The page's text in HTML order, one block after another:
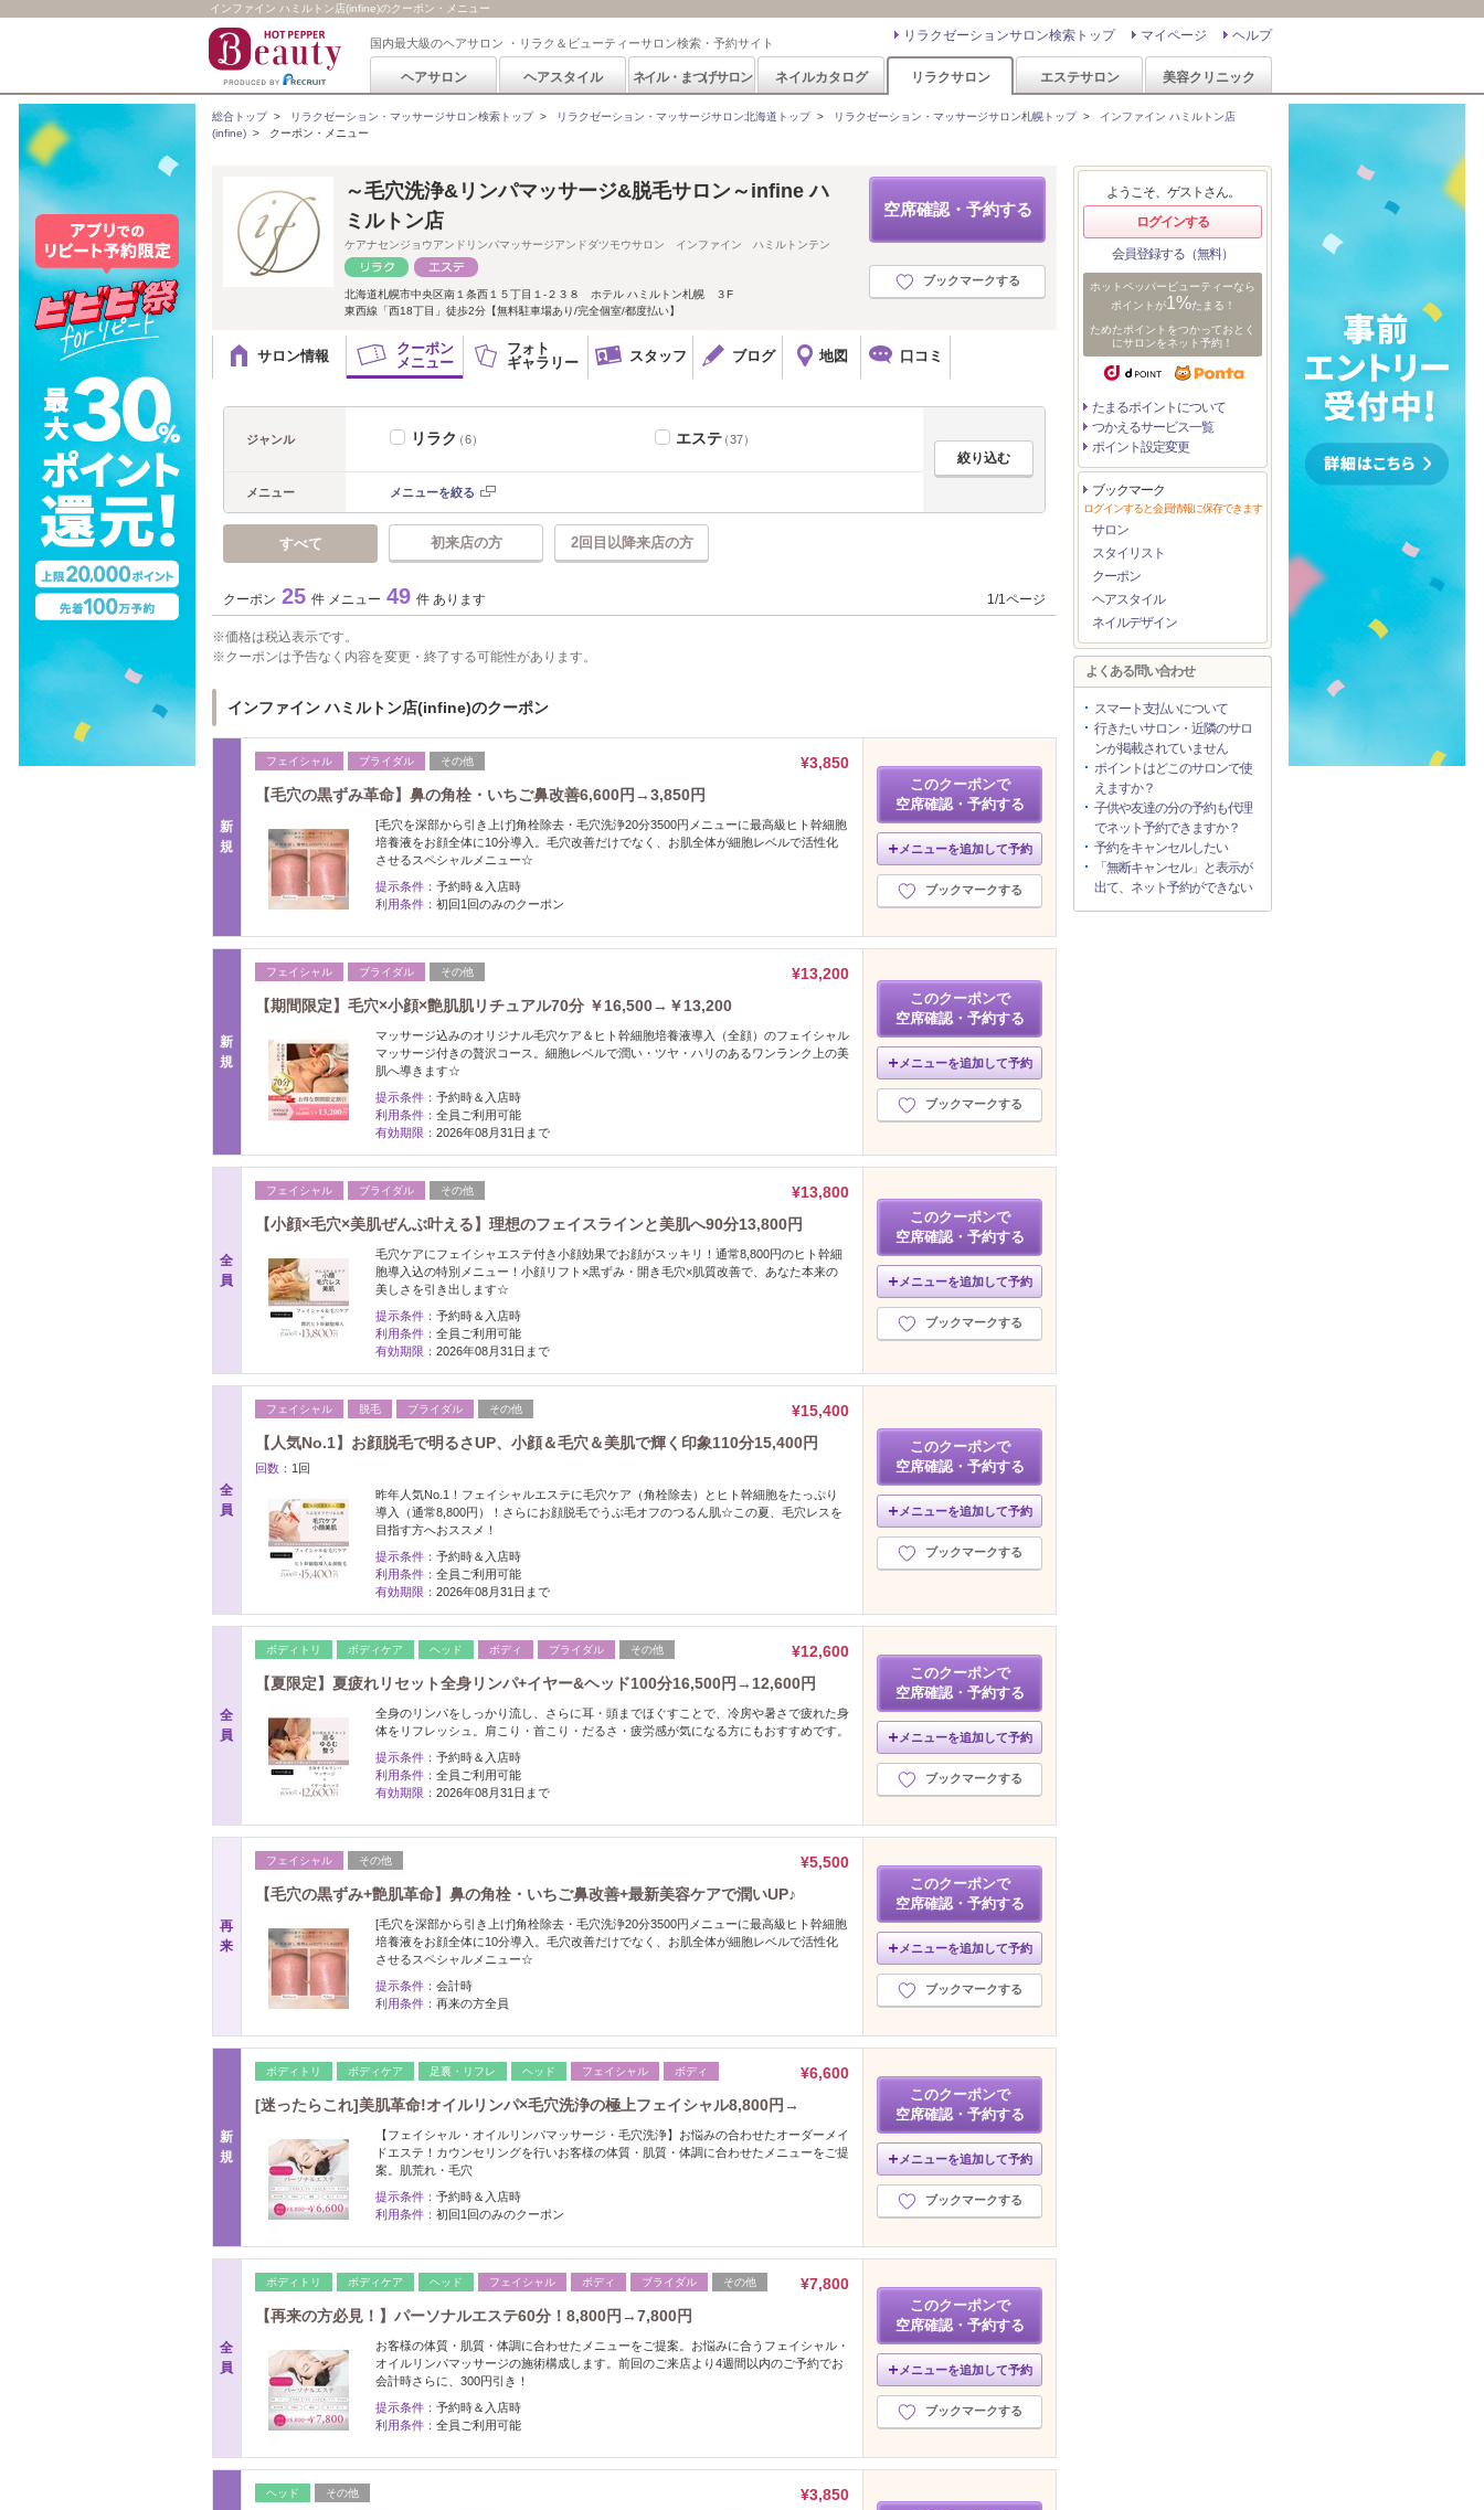
インファイン ハミルトン店(infine)のクーポン・メニュー
国内最大級のヘアサロン ・リラク＆ビューティーサロン検索・予約サイト ヘルプ
マイページ
リラクゼーションサロン検索トップ
ヘアサロン ヘアスタイル ネイル・まつげサロン ネイルカタログ リラクサロン エステサロン 美容クリニック
総合トップ> リラクゼーション・マッサージサロン検索トップ> リラクゼーション・マッサージサロン北海道トップ> リラクゼーション・マッサージサロン札幌トップ> インファイン ハミルトン店
(infine) > クーポン・メニュー
空席確認・予約する
ブックマークする
～毛穴洗浄&リンパマッサージ&脱毛サロン～infine ハ
ミルトン店
ケアナセンジョウアンドリンパマッサージアンドダツモウサロン インファイン ハミルトンテン
北海道札幌市中央区南１条西１５丁目１-２３８ ホテル ハミルトン札幌 ３F
東西線「西18丁目」徒歩2分【無料駐車場あり/完全個室/都度払い】
サロン情報
クーポン
メニュー
フォト
ギャラリー
スタッフ ブログ 地図 口コミ
ジャンル リラク（6） エステ（37）
メニュー メニューを絞る
すべて 初来店の方 2回目以降来店の方
クーポン 25 件 メニュー 49 件 あります 1/1ページ
価格は税込表示です。
クーポンは予告なく内容を変更・終了する可能性があります。
インファイン ハミルトン店(infine)のクーポン
新
規
フェイシャル ブライダル その他
¥3,850
【毛穴の黒ずみ革命】鼻の角栓・いちご鼻改善6,600円→3,850円
[毛穴を深部から引き上げ]角栓除去・毛穴洗浄20分3500円メニューに最高級ヒト幹細胞
培養液をお顔全体に10分導入。毛穴改善だけでなく、お肌全体が細胞レベルで活性化
させるスペシャルメニュー☆
提示条件： 予約時＆入店時
利用条件： 初回1回のみのクーポン
このクーポンで
空席確認・予約する
メニューを追加して予約
ブックマークする
新
規
フェイシャル ブライダル その他
¥13,200
【期間限定】毛穴×小顔×艶肌肌リチュアル70分 ￥16,500→￥13,200
マッサージ込みのオリジナル毛穴ケア＆ヒト幹細胞培養液導入（全顔）のフェイシャル
マッサージ付きの贅沢コース。細胞レベルで潤い・ツヤ・ハリのあるワンランク上の美
肌へ導きます☆
提示条件： 予約時＆入店時
利用条件： 全員ご利用可能
有効期限： 2026年08月31日まで
このクーポンで
空席確認・予約する
メニューを追加して予約
ブックマークする
全
員
フェイシャル ブライダル その他
¥13,800
【小顔×毛穴×美肌ぜんぶ叶える】理想のフェイスラインと美肌へ90分13,800円
毛穴ケアにフェイシャエステ付き小顔効果でお顔がスッキリ！通常8,800円のヒト幹細
胞導入込の特別メニュー！小顔リフト×黒ずみ・開き毛穴×肌質改善で、あなた本来の
美しさを引き出します☆
提示条件： 予約時＆入店時
利用条件： 全員ご利用可能
有効期限： 2026年08月31日まで
このクーポンで
空席確認・予約する
メニューを追加して予約
ブックマークする
全
員
フェイシャル 脱毛 ブライダル その他
¥15,400
【人気No.1】お顔脱毛で明るさUP、小顔＆毛穴＆美肌で輝く印象110分15,400円
回数： 1回
昨年人気No.1！フェイシャルエステに毛穴ケア（角栓除去）とヒト幹細胞をたっぷり
導入（通常8,800円）！さらにお顔脱毛でうぶ毛オフのつるん肌☆この夏、毛穴レスを
目指す方へおススメ！
提示条件： 予約時＆入店時
利用条件： 全員ご利用可能
有効期限： 2026年08月31日まで
このクーポンで
空席確認・予約する
メニューを追加して予約
ブックマークする
全
員
ボディトリ ボディケア ヘッド ボディ ブライダル その他
¥12,600
【夏限定】夏疲れリセット全身リンパ+イヤー&ヘッド100分16,500円→12,600円
全身のリンパをしっかり流し、さらに耳・頭までほぐすことで、冷房や暑さで疲れた身
体をリフレッシュ。肩こり・首こり・だるさ・疲労感が気になる方にもおすすめです。
提示条件： 予約時＆入店時
利用条件： 全員ご利用可能
有効期限： 2026年08月31日まで
このクーポンで
空席確認・予約する
メニューを追加して予約
ブックマークする
再
来
フェイシャル その他
¥5,500
【毛穴の黒ずみ+艶肌革命】鼻の角栓・いちご鼻改善+最新美容ケアで潤いUP♪
[毛穴を深部から引き上げ]角栓除去・毛穴洗浄20分3500円メニューに最高級ヒト幹細胞
培養液をお顔全体に10分導入。毛穴改善だけでなく、お肌全体が細胞レベルで活性化
させるスペシャルメニュー☆
提示条件： 会計時
利用条件： 再来の方全員
このクーポンで
空席確認・予約する
メニューを追加して予約
ブックマークする
新
規
ボディトリ ボディケア 足裏・リフレ ヘッド フェイシャル ボディ
¥6,600
[迷ったらこれ]美肌革命!オイルリンパ×毛穴洗浄の極上フェイシャル8,800円→
【フェイシャル・オイルリンパマッサージ・毛穴洗浄】お悩みの合わせたオーダーメイ
ドエステ！カウンセリングを行いお客様の体質・肌質・体調に合わせたメニューをご提
案。肌荒れ・毛穴
提示条件： 予約時＆入店時
利用条件： 初回1回のみのクーポン
このクーポンで
空席確認・予約する
メニューを追加して予約
ブックマークする
全
員
ボディトリ ボディケア ヘッド フェイシャル ボディ ブライダル その他
¥7,800
【再来の方必見！】パーソナルエステ60分！8,800円→7,800円
お客様の体質・肌質・体調に合わせたメニューをご提案。お悩みに合うフェイシャル・
オイルリンパマッサージの施術構成します。前回のご来店より4週間以内のご予約でお
会計時さらに、300円引き！
提示条件： 予約時＆入店時
利用条件： 全員ご利用可能
このクーポンで
空席確認・予約する
メニューを追加して予約
ブックマークする
ヘッド その他
¥3,850
ようこそ、ゲストさん。
ログインする
会員登録する（無料）
ホットペッパービューティーなら
ポイントが1%たまる！
ためたポイントをつかっておとく
にサロンをネット予約！
たまるポイントについて
つかえるサービス一覧
ポイント設定変更
ブックマーク
ログインすると会員情報に保存できます
サロン
スタイリスト
クーポン
ヘアスタイル
ネイルデザイン
よくある問い合わせ
スマート支払いについて
行きたいサロン・近隣のサロ
ンが掲載されていません
ポイントはどこのサロンで使
えますか？
子供や友達の分の予約も代理
でネット予約できますか？
予約をキャンセルしたい
「無断キャンセル」と表示が
出て、ネット予約ができない